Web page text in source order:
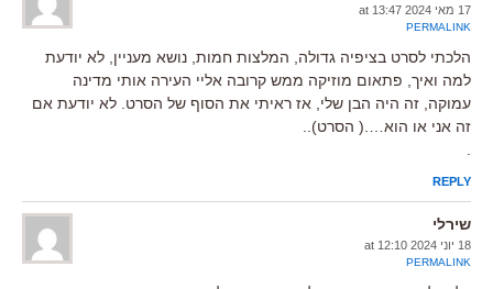
17 מאי 2024 at 13:47
PERMALINK
הלכתי לסרט בציפיה גדולה, המלצות חמות, נושא מעניין, לא יודעת
למה ואיך, פתאום מוזיקה ממש קרובה אליי העירה אותי מדינה
עמוקה, זה היה הבן שלי, אז ראיתי את הסוף של הסרט. לא יודעת אם
זה אני או הוא….( הסרט)..
REPLY
שירלי
18 יוני 2024 at 12:10
PERMALINK